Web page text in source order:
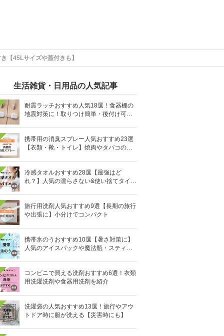
【45Lサイズや蓋付きも】
生活雑貨・日用品の人気記事
耐震ラッチおすすめ人気18選！食器棚の
地震対策に！取りつけ簡単・後付け可能
携帯用の消臭スプレー人気おすすめ23選
【衣類・靴・トイレ】焼肉やタバコのニ
冷感タオルおすすめ28選【最強はど
れ？】人気の濡らさない&使い捨てタイプ
旅行用洗剤人気おすすめ9選【長期の旅行
や出張に】小分けでコンパクト
携帯氷のうおすすめ10選【暑さ対策に】
人気のアイスパックや魔法瓶・スティッ
コンビニで買える洗剤おすすめ6選！衣類
用洗濯洗剤や食器用洗剤を紹介
洗濯袋の人気おすすめ13選！旅行やアウ
トドア時に服が洗える【災害時にも】